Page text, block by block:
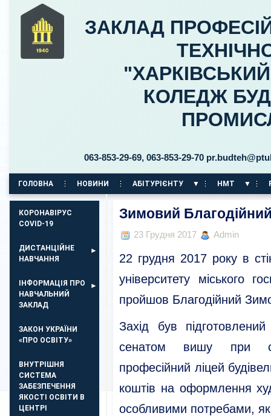
ЗАКЛАД
КОЛЕДЖ
30 тел. 063-853-29-69, 063-853-29-70
ГОЛОВНА НОВИНИ АБІТУРІЄНТУ НМТ
КОРОНАВІРУС
COVID-19
ДИСТАНЦІЙНЕ
НАВЧАННЯ
ІНФОРМАЦІЯ ПРО
НАВЧАЛЬНИЙ
ЗАКЛАД
ЗАКОН УКРАЇНИ
«ПРО ОСВІТУ»
ВНУТРІШНЯ
СИСТЕМА
ЗАБЕЗПЕЧЕННЯ
ЯКОСТІ ОСВІТИ В
ЦЕНТРІ
Зимовий
23 Грудня 2017 Admin
22 грудня 2017 року в
університету міського
пройшов Благодійний
Захід був
сенатом вишу при
професійний ліцей
коштів на оформлення
особливими потребами,